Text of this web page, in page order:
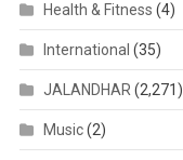
Health & Fitness (4)
International (35)
JALANDHAR(2,271)
Music(2)